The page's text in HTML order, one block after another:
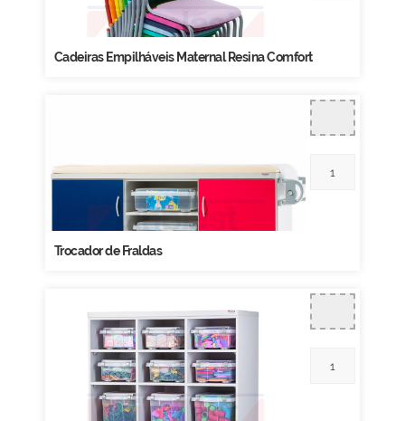
Cadeiras Empilháveis Maternal Resina Comfort
Trocador de Fraldas